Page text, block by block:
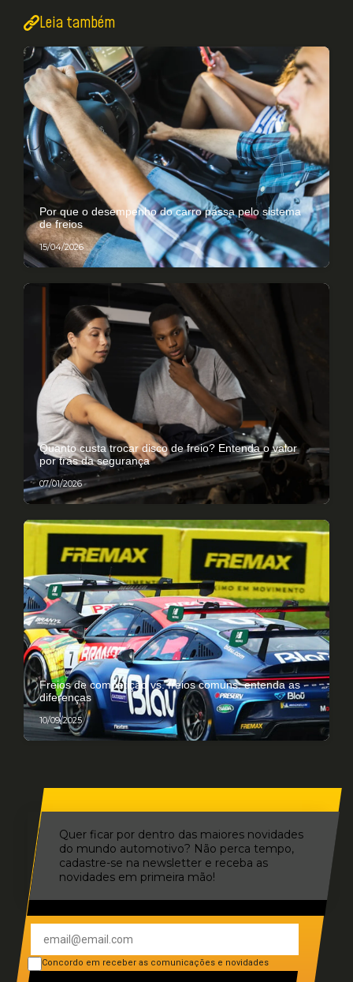
Leia também
Por que o desempenho do carro passa pelo sistema
de freios
15/04/2026
Quanto custa trocar disco de freio? Entenda o valor
por trás da segurança
07/01/2026
Freios de competição vs. freios comuns: entenda as
diferenças
10/09/2025
Quer ficar por dentro das maiores novidades
do mundo automotivo? Não perca tempo,
cadastre-se na newsletter e receba as
novidades em primeira mão!
Concordo em receber as comunicações e novidades